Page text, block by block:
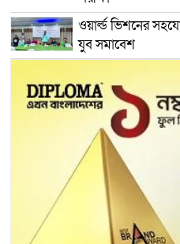
ওয়ার্ল্ড ভিশনের
যুব সমাবেশ